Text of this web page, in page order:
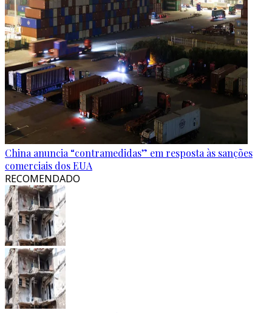
China anuncia “contramedidas” em resposta às sanções
comerciais dos EUA
RECOMENDADO